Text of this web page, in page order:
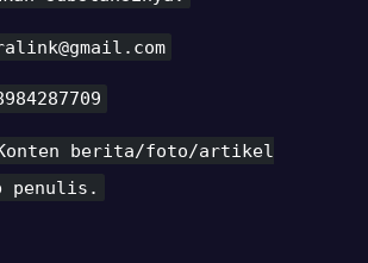
berita/foto/artikel
penulis.